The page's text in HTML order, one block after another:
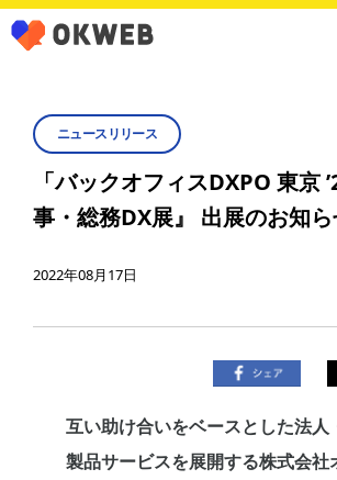
ニュースリリース
「バックオフィスDXPO 東京
事・総務DX展』 出展のお知
2022年08月17日
互い助け合いをベースとした法人
製品サービスを展開する株式会社